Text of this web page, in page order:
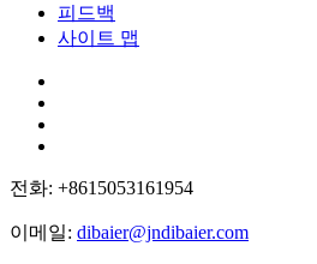
피드백
사이트 맵
전화: +8615053161954
이메일: dibaier@jndibaier.com